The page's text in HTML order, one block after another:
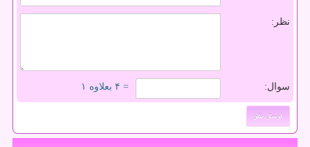
نظر:
سوال: = ۴ بعلاوه ۱